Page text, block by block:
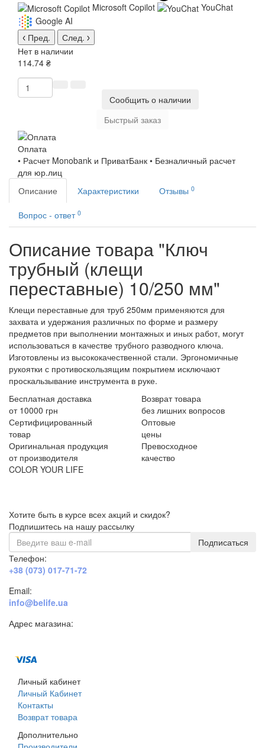
Microsoft Copilot
YouChat
Google AI
Пред.
След.
Нет в наличии
114.74 ₴
Сообщить о наличии
Быстрый заказ
Оплата
• Расчет Monobank и ПриватБанк • Безналичный расчет
для юр.лиц
Описание
Характеристики Отзывы 0
Вопрос - ответ 0
Описание товара "Ключ
трубный (клещи
переставные) 10/250 мм"
Клещи переставные для труб 250мм применяются для
захвата и удержания различных по форме и размеру
предметов при выполнении монтажных и иных работ, могут
использоваться в качестве трубного разводного ключа.
Изготовлены из высококачественной стали. Эргономичные
рукоятки с противоскользящим покрытием исключают
проскальзывание инструмента в руке.
Бесплатная доставка
от 10000 грн
Возврат товара
без лишних вопросов
Сертифицированный
товар
Оптовые
цены
Оригинальная продукция
от производителя
Превосходное
качество
COLOR YOUR LIFE
Хотите быть в курсе всех акций и скидок?
Подпишитесь на нашу рассылку
Подписаться
Телефон:
+38 (073) 017-71-72
Email:
info@belife.ua
Адрес магазина:
Личный кабинет
Личный Кабинет
Контакты
Возврат товара
Дополнительно